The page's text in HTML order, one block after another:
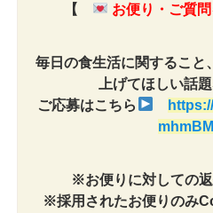
【 お便り・ご質
毎日の食生活に関すること
上げてほしい話
ご応募はこちら
※お便りに対しての返
※採用されたお便りのみ